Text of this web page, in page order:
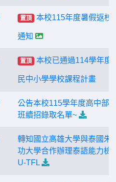
置頂 本校115年度暑假返校
通知
置頂 本校已通過114學年度
民中小學學校課程計畫
公告本校115學年度高中部
班續招錄取名單~
轉知國立高雄大學與泰國朱
功大學合作辦理泰語能力檢
U-TFL